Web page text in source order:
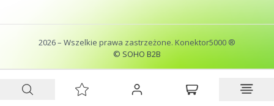
2026– Wszelkie prawa zastrzeżone. Konektor5000 ®
© SOHO B2B